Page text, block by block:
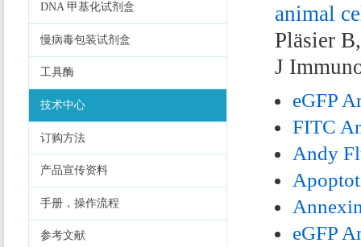
DNA 甲基化试剂盒
慢病毒包装试剂盒
工具酶
技术中心
订购方法
产品宣传资料
手册，操作流程
参考文献
animal
Pläsier
J
eGFP
FITC
Andy
eGFP